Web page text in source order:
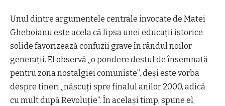
Unul dintre argumentele centrale invocate de Matei
Gheboianu este acela că lipsa unei educaţii istorice
solide favorizează confuzii grave în rândul noilor
generaţii. El observă „o pondere destul de însemnată
pentru zona nostalgiei comuniste”, deşi este vorba
despre tineri „născuţi spre finalul anilor 2000, adică
cu mult după Revoluţie”. În acelaşi timp, spune el,